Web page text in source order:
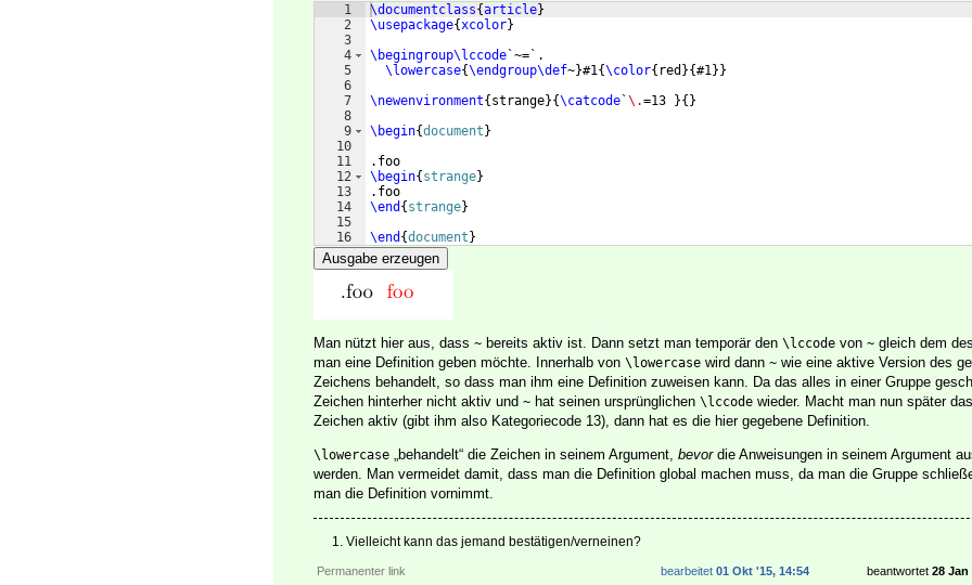
1
2
3
4
5
6
7
8
9
10
11
12
13
14
15
16
\documentclass{article}
\usepackage{xcolor}
\begingroup\lccode`~=`.
\lowercase{\endgroup\def~}#1{\color{ red }{#1}}
\newenvironment{strange}{\catcode`\.=13 }{}
\begin{document}
.foo
\begin{strange}
.foo
\end {strange}
\end {document}
Ausgabe erzeugen
Man nützt hier aus, dass ~ bereits aktiv ist. Dann setzt man temporär den \lccode von ~ gleich dem
man eine Definition geben möchte. Innerhalb von \lowercase wird dann ~ wie eine aktive Version des
Zeichens behandelt, so dass man ihm eine Definition zuweisen kann. Da das alles in einer Gruppe
Zeichen hinterher nicht aktiv und ~ hat seinen ursprünglichen \lccode wieder. Macht man nun später
Zeichen aktiv (gibt ihm also Kategoriecode 13), dann hat es die hier gegebene Definition.
\lowercase „behandelt“ die Zeichen in seinem Argument, bevordie Anweisungen in seinem Argument
werden. Man vermeidet damit, dass man die Definition global machen muss, da man die Gruppe
man die Definition vornimmt.
Vielleicht kann das jemand bestätigen/verneinen?
Permanenter link beantwortet 28 Jan
bearbeitet 01 Okt '15, 14:54